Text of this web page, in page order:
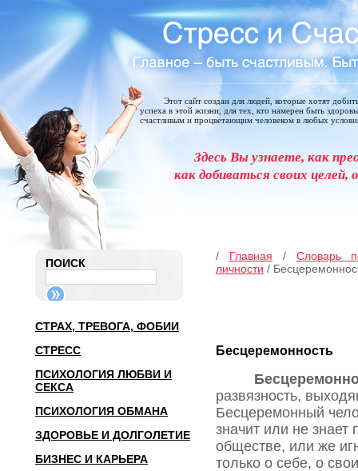
Этот сайт создан для людей, которые хотят
успеха в этой жизни, для тех, кто намерен быть
счастливым и процветающим человеком в любых
Здесь Вы узнаете, как
как добиваться своих
ПОИСК
СТРАХ, ТРЕВОГА, ФОБИИ
СТРЕСС
ПСИХОЛОГИЯ ЛЮБВИ И
СЕКСА
ПСИХОЛОГИЯ ОБМАНА
ЗДОРОВЬЕ И ДОЛГОЛЕТИЕ
БИЗНЕС И КАРЬЕРА
/ Главная / Словарь
личности /
Бесцеремонность
развязность,
Бесцеремонный
значит или не
обществе, или же
только о себе, о